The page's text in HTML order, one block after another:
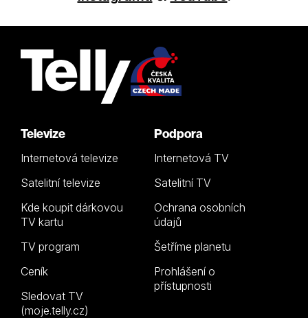
Televize
Internetová televize
Satelitní televize
Kde koupit dárkovou
TV kartu
TV program
Ceník
Sledovat TV
(moje.telly.cz)
Podpora
Internetová TV
Satelitní TV
Ochrana osobních
údajů
Šetříme planetu
Prohlášení o
přístupnosti